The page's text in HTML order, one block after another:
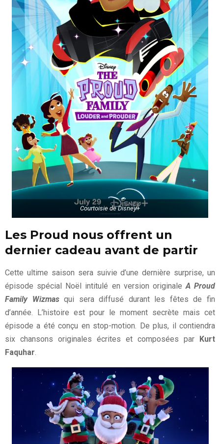
Courtoisie de Disney+
Les Proud nous offrent un
dernier cadeau avant de partir
Cette ultime saison sera suivie d’une dernière surprise, un
épisode spécial Noël intitulé en version originaleA Proud
Family Wizmasqui sera diffusé durant les fêtes de fin
d’année. L’histoire est pour le moment secrète mais cet
épisode a été conçu en stop-motion. De plus, il contiendra
six chansons originales écrites et composées par Kurt
Faquhar.